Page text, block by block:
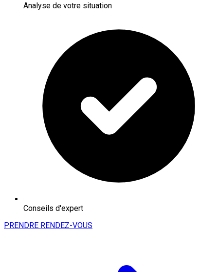
Analyse de votre situation
Conseils d'expert
PRENDRE RENDEZ-VOUS